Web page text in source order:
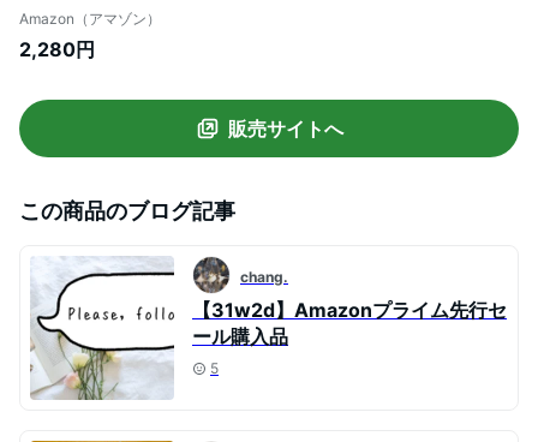
ガーゼタオル 赤ちゃん ガーゼハンカチ フ
ェイスタオル ベビータオル 沐浴布
Amazon（アマゾン）
2,280円
販売サイトへ
この商品のブログ記事
chang.
【31w2d】Amazonプライム先行セ
ール購入品
5